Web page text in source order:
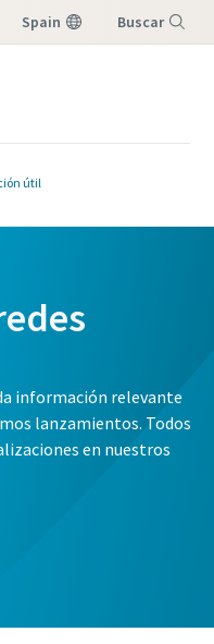
Spain Buscar
útil
información relevante
lanzamientos. Todos
en nuestros